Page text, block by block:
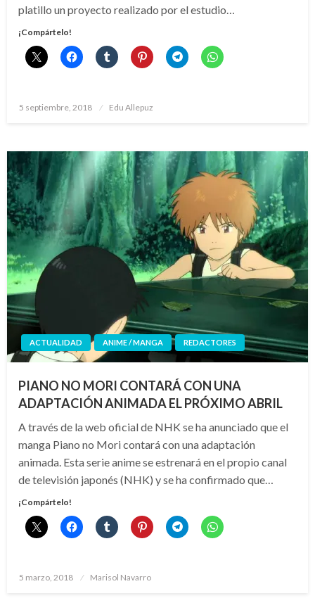
platillo un proyecto realizado por el estudio…
¡Compártelo!
Publicado
5 septiembre, 2018 Edu Allepuz
ACTUALIDAD ANIME / MANGA REDACTORES
PIANO NO MORI CONTARÁ CON UNA
ADAPTACIÓN ANIMADA EL PRÓXIMO ABRIL
A través de la web oficial de NHK se ha anunciado que el
manga Piano no Mori contará con una adaptación
animada. Esta serie anime se estrenará en el propio canal
de televisión japonés (NHK) y se ha confirmado que…
¡Compártelo!
Publicado
5 marzo, 2018 Marisol Navarro